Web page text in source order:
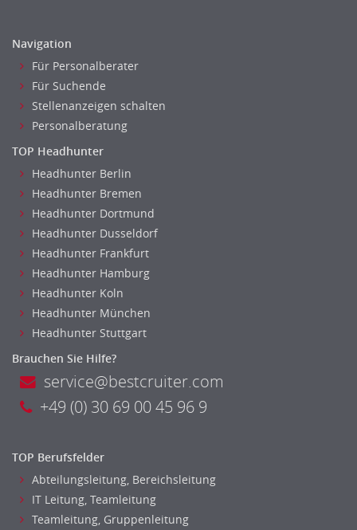
IT Leitung, Teamleitung
Projektmanagement
IT Prozessmanagement
Qualitätssicherung, Qualitätsprüfung
Security
Softwareentwicklung
Systemadministration, Netzwerkadministration
Training
Web-Entwicklung
Wirtschaftsinformatik
Biologie
Biotechnologie
Chemie
Geowissenschaften
Labor, Forschung
Digital Leadership
Industrie 4.0
Navigation
Für Personalberater
Für Suchende
Stellenanzeigen schalten
Personalberatung
TOP Headhunter
Headhunter Berlin
Headhunter Bremen
Headhunter Dortmund
Headhunter Dusseldorf
Headhunter Frankfurt
Headhunter Hamburg
Headhunter Koln
Headhunter München
Headhunter Stuttgart
Brauchen Sie Hilfe?
service@bestcruiter.com
+49 (0) 30 69 00 45 96 9
TOP Berufsfelder
Abteilungsleitung, Bereichsleitung
IT Leitung, Teamleitung
Teamleitung, Gruppenleitung